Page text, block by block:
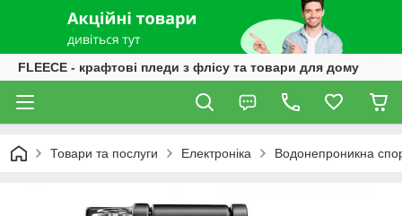
FLEECE - крафтові пледи з флісу та товари для дому
Товари та послуги Електроніка Водонепроникна